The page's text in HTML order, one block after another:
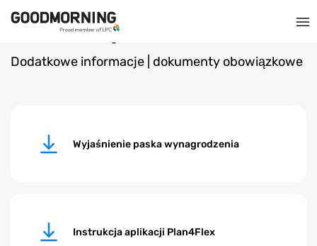
Pliki do pobrania
Dodatkowe informacje | dokumenty obowiązkowe
Wyjaśnienie paska wynagrodzenia
Instrukcja aplikacji Plan4Flex